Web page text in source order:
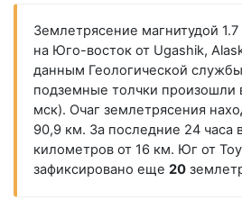
Землетрясение магнитудой
на Юго-восток от Ugashik,
данным Геологической
подземные толчки произошли
мск). Очаг землетрясения
90,9 км. За последние 24 часа
километров от 16 км. Юг от
зафиксировано еще 20